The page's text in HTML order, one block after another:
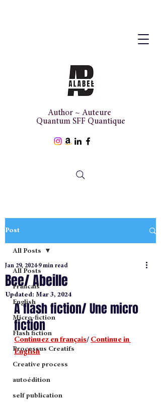
Author ~ Auteure
Quantum SFF Quantique
Post
All Posts
Francais
English
Micro-fiction
Flash fiction
Processus Creatifs
Creative process
autoédition
self publication
All Posts
Bee/ Abeille
Jan 29, 2024 9 min read
Updated: Mar 3, 2024
A flash fiction/ Une micro
fiction
Continuez en français/ Continue in
English